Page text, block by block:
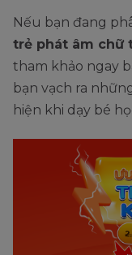
Nếu bạn đang
trẻ phát âm chữ
tham khảo ngay
bạn vạch ra
hiện khi dạy bé